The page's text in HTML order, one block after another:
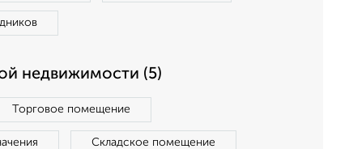
недвижимости (5)
Торговое помещение
Складское помещение